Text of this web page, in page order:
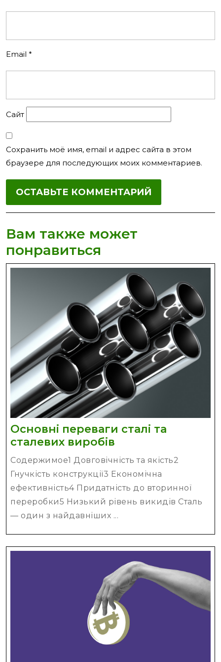
Email *
Сайт
Сохранить моё имя, email и адрес сайта в этом
браузере для последующих моих комментариев.
Вам также может
понравиться
Основні переваги сталі та
сталевих виробів
переваги
сталі
та
сталевих
виробів
Содержимое1 Довговічність та якість2
Гнучкість конструкції3 Економічна
ефективність4 Придатність до вторинної
переробки5 Низький рівень викидів Сталь
— один з найдавніших ...